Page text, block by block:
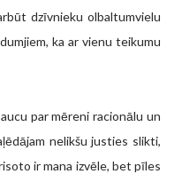
dzīvnieku olbaltumvielu
ka ar vienu teikumu
par mēreni racionālu un
nelikšu justies slikti,
ir mana izvēle, bet pīles